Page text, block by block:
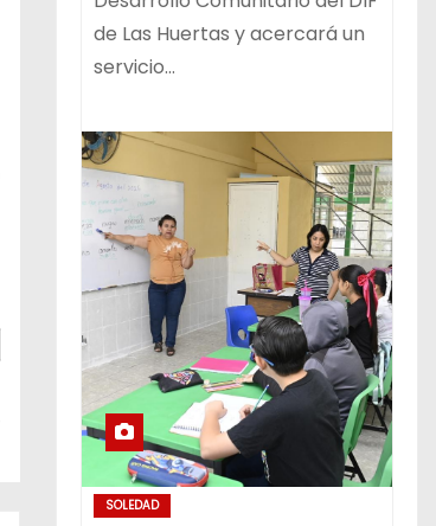
de Las Huertas y acercará un
servicio…
SOLEDAD